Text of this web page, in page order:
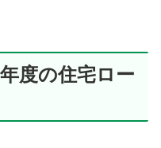
度の住宅ロー